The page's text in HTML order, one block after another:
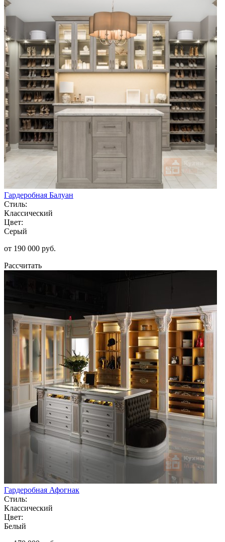
Гардеробная Балуан
Стиль:
Классический
Цвет:
Серый
от 190 000 руб.
Рассчитать
Гардеробная Афогнак
Стиль:
Классический
Цвет:
Белый